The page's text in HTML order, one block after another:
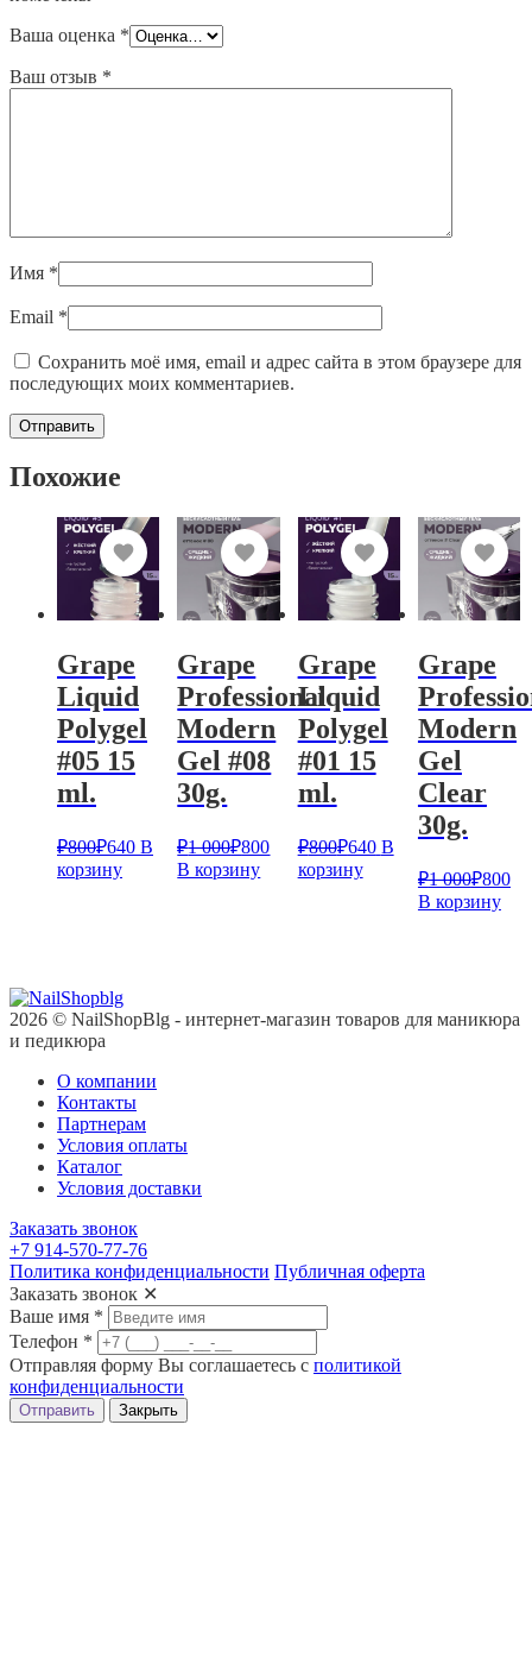
Ваша оценка *
Ваш отзыв *
Имя *
Email *
Сохранить моё имя, email и адрес сайта в этом браузере для
последующих моих комментариев.
Похожие
Grape
Liquid
Polygel
#05 15
ml.
₽800₽640 В
корзину
Grape
Professional
Modern
Gel #08
30g.
₽1 000₽800
В корзину
Grape
Liquid
Polygel
#01 15
ml.
₽800₽640 В
корзину
Grape
Modern
Gel
Clear
30g.
₽1 000₽800
В корзину
2026 © NailShopBlg - интернет-магазин товаров для маникюра
и педикюра
О компании
Контакты
Партнерам
Условия оплаты
Каталог
Условия доставки
Заказать звонок
+7 914-570-77-76
Политика конфиденциальности Публичная оферта
Заказать звонок ✕
Ваше имя *
Телефон *
Отправляя форму Вы соглашаетесь с политикой
конфиденциальности
Отправить Закрыть